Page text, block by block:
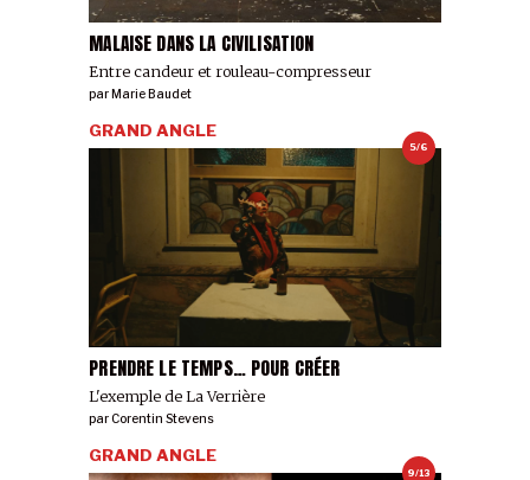
MALAISE DANS LA CIVILISATION
Entre candeur et rouleau-compresseur
parMarie Baudet
5/6
PRENDRE LE TEMPS… POUR CRÉER
L'exemple de La Verrière
GRAND ANGLE
parCorentin Stevens
9/13
GRAND ANGLE